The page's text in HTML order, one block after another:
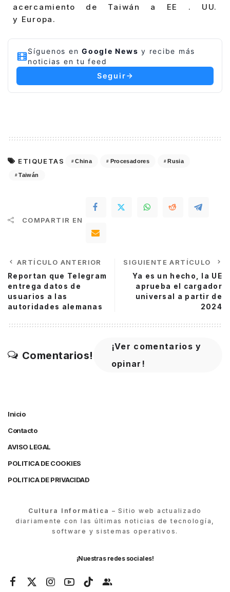
acercamiento de Taiwán a EE . UU.
y Europa.
Síguenos en Google News y recibe más
noticias en tu feed
Seguir
ETIQUETAS China Procesadores Rusia
Taiwán
COMPARTIR EN
ARTÍCULO ANTERIOR
Reportan que Telegram
entrega datos de
usuarios a las
autoridades alemanas
SIGUIENTE ARTÍCULO
Ya es un hecho, la UE
aprueba el cargador
universal a partir de
2024
Comentarios!
¡Ver comentarios y
opinar!
Inicio
Contacto
AVISO LEGAL
POLITICA DE COOKIES
POLITICA DE PRIVACIDAD
Cultura Informática – Sitio web actualizado
diariamente con las últimas noticias de tecnología,
software y sistemas operativos.
¡Nuestras redes sociales!